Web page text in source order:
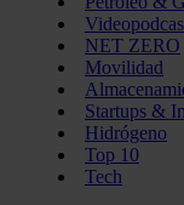
NET ZERO
Movilidad
Startups &
Hidrógeno
Top 10
Tech